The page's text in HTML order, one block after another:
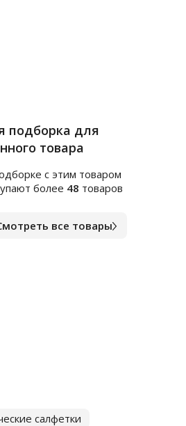
тр1764463
926002
подборка для
товара
c этим товаром
более 48 товаров
все товары
салфетки